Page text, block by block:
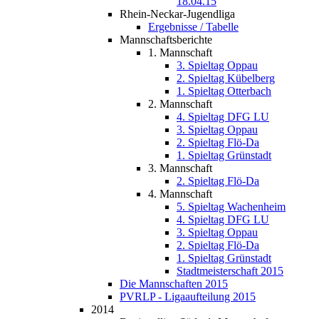
Rhein-Neckar-Jugendliga
Ergebnisse / Tabelle
Mannschaftsberichte
1. Mannschaft
3. Spieltag Oppau
2. Spieltag Kübelberg
1. Spieltag Otterbach
2. Mannschaft
4. Spieltag DFG LU
3. Spieltag Oppau
2. Spieltag Flö-Da
1. Spieltag Grünstadt
3. Mannschaft
2. Spieltag Flö-Da
4. Mannschaft
5. Spieltag Wachenheim
4. Spieltag DFG LU
3. Spieltag Oppau
2. Spieltag Flö-Da
1. Spieltag Grünstadt
Stadtmeisterschaft 2015
Die Mannschaften 2015
PVRLP - Ligaaufteilung 2015
2014